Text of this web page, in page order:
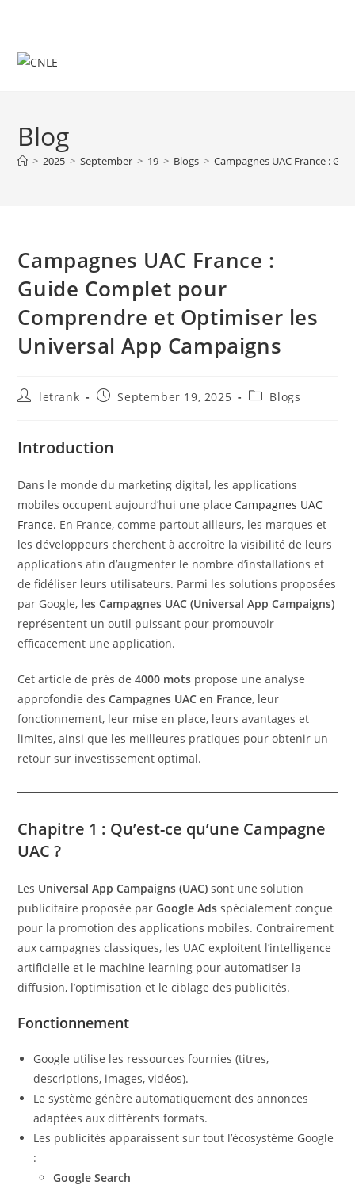
content
Blog
> 2025 > September > 19 > Blogs > Campagnes UAC France :
Campagnes UAC France :
Guide Complet pour
Comprendre et Optimiser les
Universal App Campaigns
Postletrank
PostSeptember 19, 2025
PostBlogs
Introduction
Dans le monde du marketing digital, les applications
mobiles occupent aujourd’hui une place Campagnes UAC
France. En France, comme partout ailleurs, les marques et
les développeurs cherchent à accroître la visibilité de leurs
applications afin d’augmenter le nombre d’installations et
de fidéliser leurs utilisateurs. Parmi les solutions proposées
par Google, les Campagnes UAC (Universal App Campaigns)
représentent un outil puissant pour promouvoir
efficacement une application.
Cet article de près de4000 mots propose une analyse
approfondie desCampagnes UAC en France, leur
fonctionnement, leur mise en place, leurs avantages et
limites, ainsi que les meilleures pratiques pour obtenir un
retour sur investissement optimal.
Chapitre 1 : Qu’est-ce qu’une Campagne
UAC ?
Les Universal App Campaigns (UAC) sont une solution
publicitaire proposée parGoogle Ads spécialement conçue
pour la promotion des applications mobiles. Contrairement
aux campagnes classiques, les UAC exploitent l’intelligence
artificielle et le machine learning pour automatiser la
diffusion, l’optimisation et le ciblage des publicités.
Fonctionnement
Google utilise les ressources fournies (titres,
descriptions, images, vidéos).
Le système génère automatiquement des annonces
adaptées aux différents formats.
Les publicités apparaissent sur tout l’écosystème Google
:
Google Search